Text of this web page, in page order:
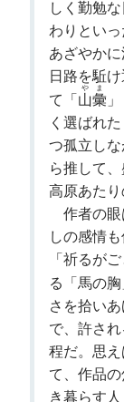
しく勤勉
わりとい
あざやか
日路を駈
て「 山彙
やま
く選ばれ
つ孤立し
ら推して
高原あたり
作者の眼
しの感情
「祈るが
る「馬の
さを拾い
で、許さ
程だ。思
て、作品
き暮らす